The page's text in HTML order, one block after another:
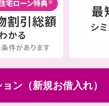
ン（新規お借入れ）